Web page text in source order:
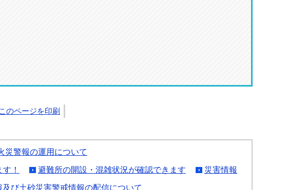
このページを印刷
災警報の運用について
！ 避難所の開設・混雑状況が確認できます 災害情報
及び土砂災害警戒情報の配信について